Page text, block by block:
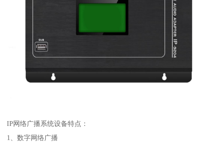
IP网络广播系统设备特点：
1、数字网络广播